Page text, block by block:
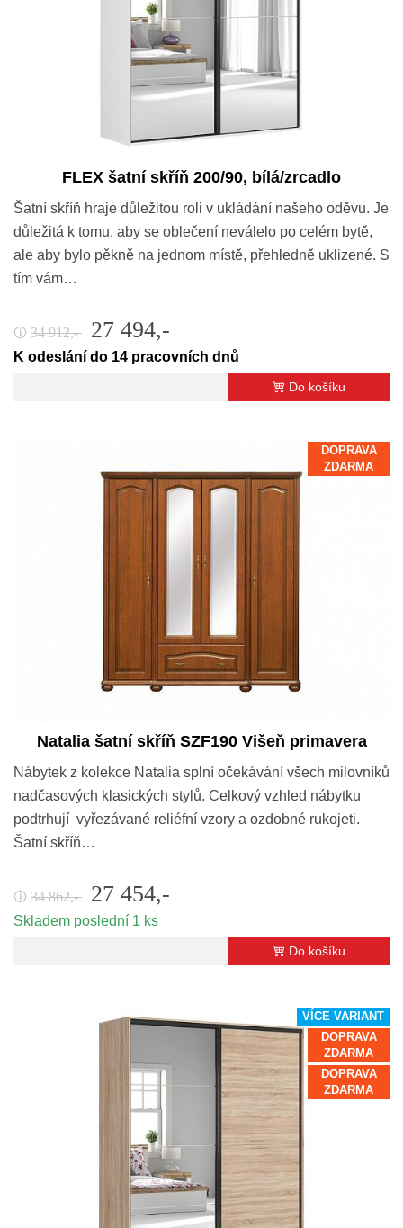
FLEX šatní skříň 200/90, bílá/zrcadlo
Šatní skříň hraje důležitou roli v ukládání našeho oděvu. Je
důležitá k tomu, aby se oblečení neválelo po celém bytě,
ale aby bylo pěkně na jednom místě, přehledně uklizené. S
tím vám…
🛈 34 912,- 27 494,-
K odeslání do 14 pracovních dnů
Do košíku
DOPRAVA
ZDARMA
Natalia šatní skříň SZF190 Višeň primavera
Nábytek z kolekce Natalia splní očekávání všech milovníků
nadčasových klasických stylů. Celkový vzhled nábytku
podtrhují vyřezávané reliéfní vzory a ozdobné rukojeti.
Šatní skříň…
🛈 34 862,- 27 454,-
Skladem poslední 1 ks
Do košíku
VÍCE VARIANT
DOPRAVA
ZDARMA
DOPRAVA
ZDARMA